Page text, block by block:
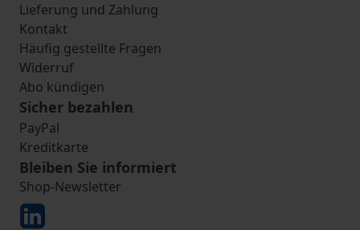
Lieferung und Zahlung
Kontakt
Häufig gestellte Fragen
Widerruf
Abo kündigen
Sicher bezahlen
PayPal
Kreditkarte
Bleiben Sie informiert
Shop-Newsletter